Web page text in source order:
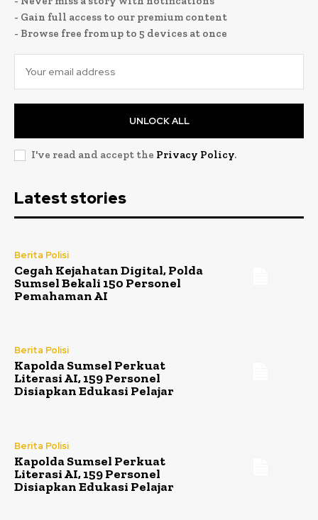
- Gain full access to our premium content
- Browse free from up to 5 devices at once
UNLOCK ALL
I've read and accept the Privacy Policy.
Latest stories
Berita Polisi
Cegah Kejahatan Digital, Polda
Sumsel Bekali 150 Personel
Pemahaman AI
Berita Polisi
Kapolda Sumsel Perkuat
Literasi AI, 159 Personel
Disiapkan Edukasi Pelajar
Berita Polisi
Kapolda Sumsel Perkuat
Literasi AI, 159 Personel
Disiapkan Edukasi Pelajar